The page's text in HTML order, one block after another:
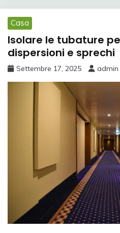
Casa
Isolare le tubature
dispersioni e sprechi
Settembre 17, 2025 admin